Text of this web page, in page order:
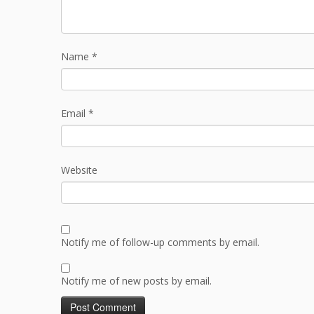
Name *
Email *
Website
Notify me of follow-up comments by email.
Notify me of new posts by email.